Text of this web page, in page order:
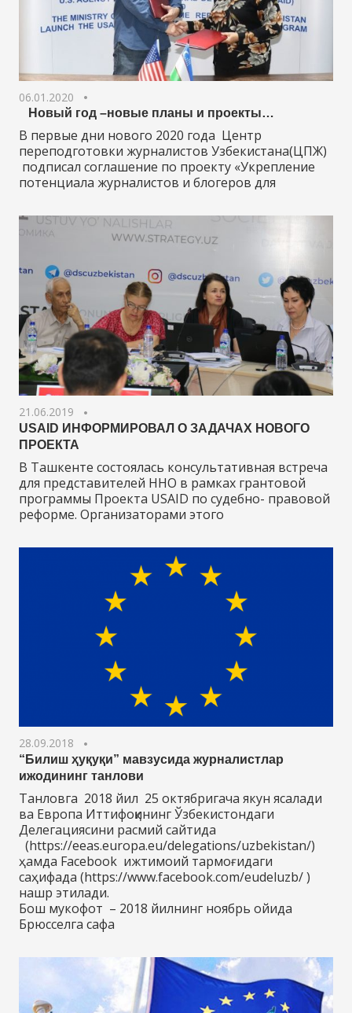
06.01.2020
Новый год –новые планы и проекты…
В первые дни нового 2020 года Центр
переподготовки журналистов Узбекистана(ЦПЖ)
подписал соглашение по проекту «Укрепление
потенциала журналистов и блогеров для
21.06.2019
USAID ИНФОРМИРОВАЛ О ЗАДАЧАХ НОВОГО
ПРОЕКТА
В Ташкенте состоялась консультативная встреча
для представителей ННО в рамках грантовой
программы Проекта USAID по судебно- правовой
реформе. Организаторами этого
28.09.2018
“Билиш ҳуқуқи” мавзусида журналистлар
ижодининг танлови
Танловга 2018 йил 25 октябригача якун ясалади
ва Европа Иттифоқининг Ўзбекистондаги
Делегациясини расмий сайтида
(https://eeas.europa.eu/delegations/uzbekistan/)
ҳамда Facebook ижтимоий тармоғидаги
саҳифада (https://www.facebook.com/eudeluzb/ )
нашр этилади.
Бош мукофот – 2018 йилнинг ноябрь ойида
Брюсселга сафа